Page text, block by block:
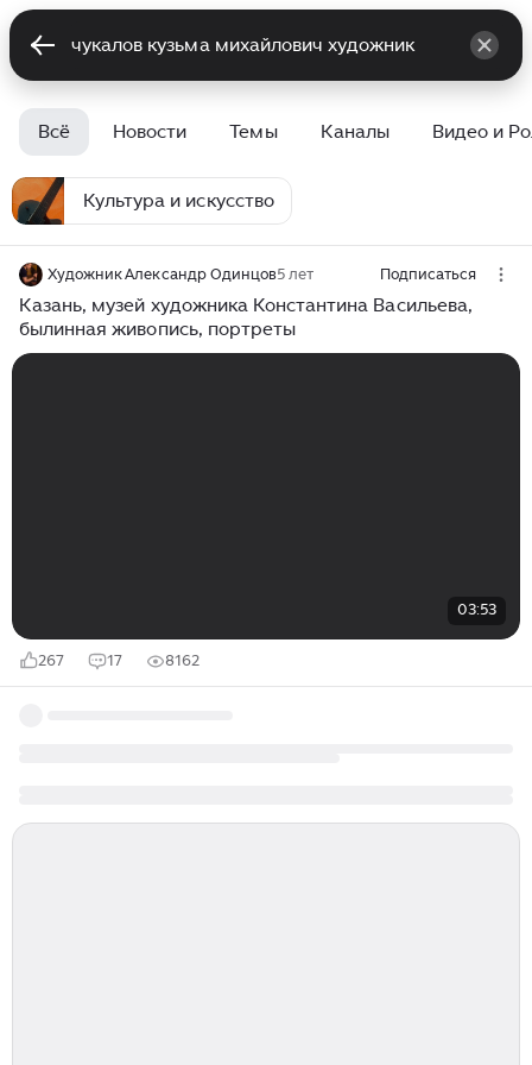
Всё Новости Темы Каналы Видео и
Культура и искусство
Художник Александр Одинцов5 лет Подписаться
Казань, музей художника Константина Васильева,
былинная живопись, портреты
03:53
267 17 8162